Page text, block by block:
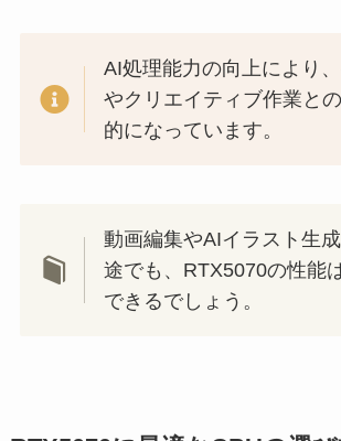
AI処理能力の向上により
やクリエイティブ作業と
的になっています。
動画編集やAIイラスト生
途でも、RTX5070の性能
できるでしょう。